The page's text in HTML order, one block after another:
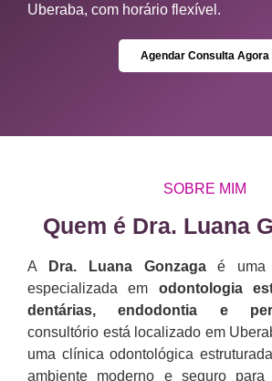
Uberaba, com horário flexível.
Agendar Consulta Agora
SOBRE MIM
Quem é Dra. Luana
A Dra. Luana Gonzagaé uma
especializada em odontologia
dentárias, endodontia e
consultório está localizado em
uma clínica odontológica
ambiente moderno e seguro para